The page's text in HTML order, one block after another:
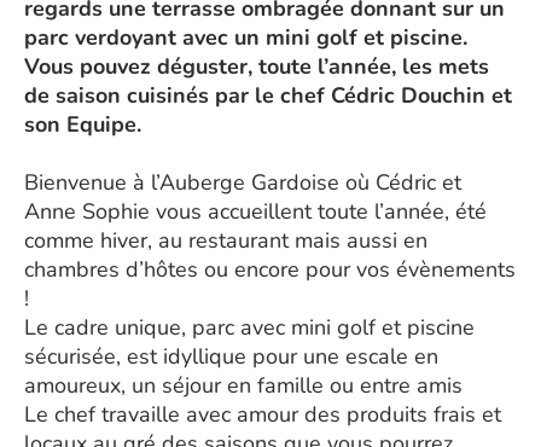
regards une terrasse ombragée donnant sur un
parc verdoyant avec un mini golf et piscine.
Vous pouvez déguster, toute l’année, les mets
de saison cuisinés par le chef Cédric Douchin et
son Equipe.
Bienvenue à l’Auberge Gardoise où Cédric et
Anne Sophie vous accueillent toute l’année, été
comme hiver, au restaurant mais aussi en
chambres d’hôtes ou encore pour vos évènements
!
Le cadre unique, parc avec mini golf et piscine
sécurisée, est idyllique pour une escale en
amoureux, un séjour en famille ou entre amis
Le chef travaille avec amour des produits frais et